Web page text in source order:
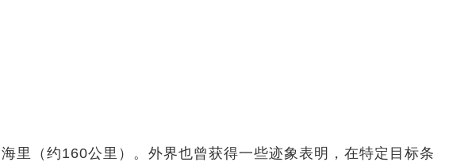
里（约160公里）。外界也曾获得一些迹象表明，在特定目标条